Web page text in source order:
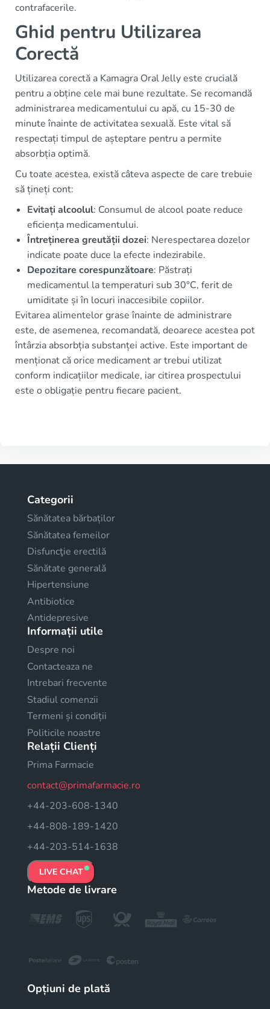
contrafacerile.
Ghid pentru Utilizarea
Corectă
Utilizarea corectă a Kamagra Oral Jelly este crucială
pentru a obține cele mai bune rezultate. Se recomandă
administrarea medicamentului cu apă, cu 15-30 de
minute înainte de activitatea sexuală. Este vital să
respectați timpul de așteptare pentru a permite
absorbția optimă.
Cu toate acestea, există câteva aspecte de care trebuie
să țineți cont:
Evitați alcoolul: Consumul de alcool poate reduce
eficiența medicamentului.
Întreținerea greutății dozei: Nerespectarea dozelor
indicate poate duce la efecte indezirabile.
Depozitare corespunzătoare: Păstrați
medicamentul la temperaturi sub 30°C, ferit de
umiditate și în locuri inaccesibile copiilor.
Evitarea alimentelor grase înainte de administrare
este, de asemenea, recomandată, deoarece acestea pot
întârzia absorbția substanței active. Este important de
menționat că orice medicament ar trebui utilizat
conform indicațiilor medicale, iar citirea prospectului
este o obligație pentru fiecare pacient.
Categorii
Sănătatea bărbaților
Sănătatea femeilor
Disfuncţie erectilă
Sănătate generală
Hipertensiune
Antibiotice
Antidepresive
Informații utile
Despre noi
Contacteaza ne
Intrebari frecvente
Stadiul comenzii
Termeni și condiții
Politicile noastre
Relații Clienți
Prima Farmacie
contact@primafarmacie.ro
+44-203-608-1340
+44-808-189-1420
+44-203-514-1638
LIVE CHAT
Metode de livrare
Opțiuni de plată